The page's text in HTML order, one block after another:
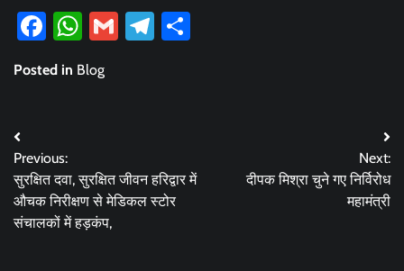
Facebook
WhatsApp
GmailTelegram
Posted in Blog
Post
navigation
Previous:
सुरक्षित दवा, सुरक्षित जीवन हरिद्वार में
औचक निरीक्षण से मेडिकल स्टोर
संचालकों में हड़कंप,
Next:
दीपक मिश्रा चुने गए निर्विरोध
महामंत्री